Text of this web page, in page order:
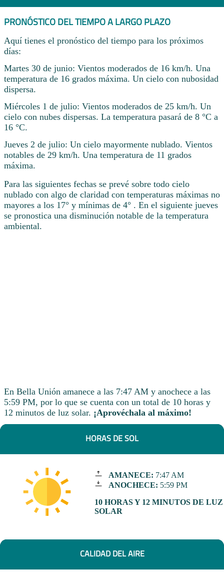
PRONÓSTICO DEL TIEMPO A LARGO PLAZO
Aquí tienes el pronóstico del tiempo para los próximos
días:
Martes 30 de junio: Vientos moderados de 16 km/h. Una
temperatura de 16 grados máxima. Un cielo con nubosidad
dispersa.
Miércoles 1 de julio: Vientos moderados de 25 km/h. Un
cielo con nubes dispersas. La temperatura pasará de 8 °C a
16 °C.
Jueves 2 de julio: Un cielo mayormente nublado. Vientos
notables de 29 km/h. Una temperatura de 11 grados
máxima.
Para las siguientes fechas se prevé sobre todo cielo
nublado con algo de claridad con temperaturas máximas no
mayores a los 17° y mínimas de 4° . En el siguiente jueves
se pronostica una disminución notable de la temperatura
ambiental.
En Bella Unión amanece a las 7:47 AM y anochece a las
5:59 PM, por lo que se cuenta con un total de 10 horas y
12 minutos de luz solar. ¡Aprovéchala al máximo!
HORAS DE SOL
AMANECE: 7:47 AM
ANOCHECE: 5:59 PM
10 HORAS Y 12 MINUTOS DE LUZ
SOLAR
CALIDAD DEL AIRE